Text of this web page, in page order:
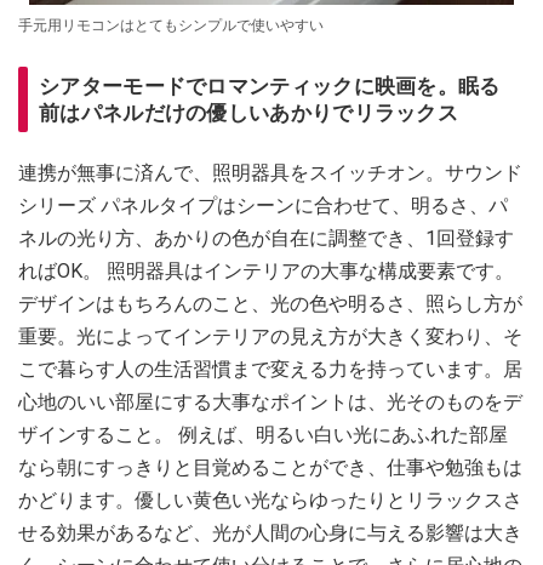
手元用リモコンはとてもシンプルで使いやすい
シアターモードでロマンティックに映画を。眠る
前はパネルだけの優しいあかりでリラックス
連携が無事に済んで、照明器具をスイッチオン。サウンド
シリーズ パネルタイプはシーンに合わせて、明るさ、パ
ネルの光り方、あかりの色が自在に調整でき、1回登録す
ればOK。 照明器具はインテリアの大事な構成要素です。
デザインはもちろんのこと、光の色や明るさ、照らし方が
重要。光によってインテリアの見え方が大きく変わり、そ
こで暮らす人の生活習慣まで変える力を持っています。居
心地のいい部屋にする大事なポイントは、光そのものをデ
ザインすること。 例えば、明るい白い光にあふれた部屋
なら朝にすっきりと目覚めることができ、仕事や勉強もは
かどります。優しい黄色い光ならゆったりとリラックスさ
せる効果があるなど、光が人間の心身に与える影響は大き